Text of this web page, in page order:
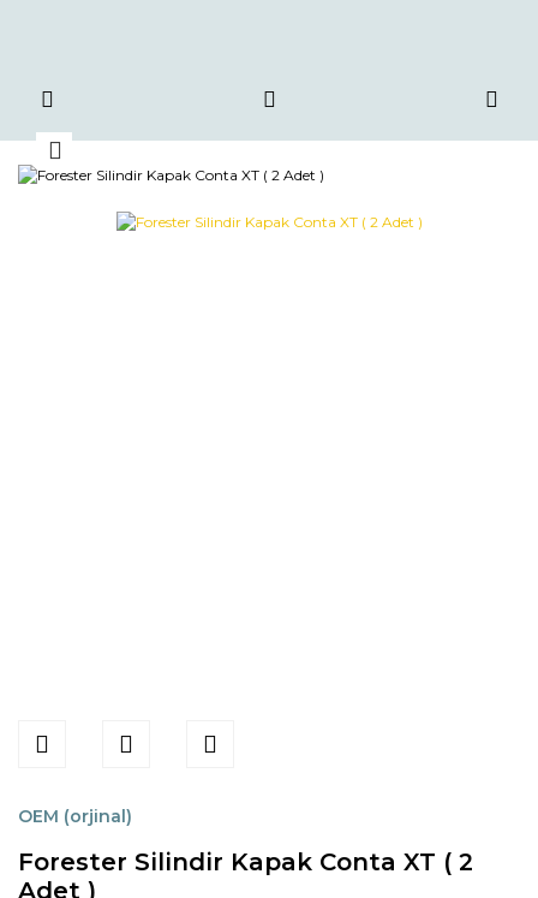
OEM (orjinal)
Forester Silindir Kapak Conta XT ( 2
Adet )